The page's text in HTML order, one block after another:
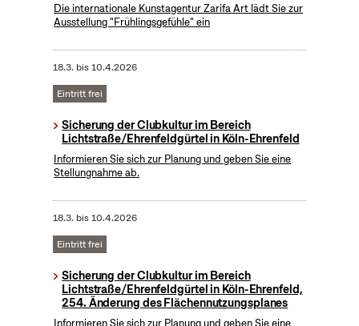
Die internationale Kunstagentur Zarifa Art lädt Sie zur
Ausstellung "Frühlingsgefühle" ein
18.3. bis10.4.2026
Eintritt frei
Sicherung der Clubkultur im Bereich
Lichtstraße/Ehrenfeldgürtel in Köln-Ehrenfeld
Informieren Sie sich zur Planung und geben Sie eine
Stellungnahme ab.
18.3. bis10.4.2026
Eintritt frei
Sicherung der Clubkultur im Bereich
Lichtstraße/Ehrenfeldgürtel in Köln-Ehrenfeld,
254. Änderung des Flächennutzungsplanes